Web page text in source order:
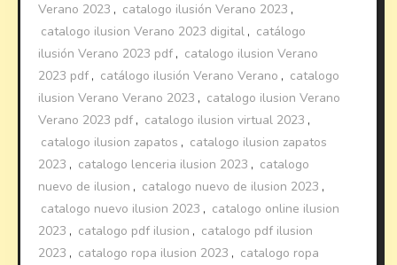
Verano 2023 , catalogo ilusión Verano 2023 ,
catalogo ilusion Verano 2023 digital , catálogo
ilusión Verano 2023 pdf , catalogo ilusion Verano
2023 pdf , catálogo ilusión Verano Verano , catalogo
ilusion Verano Verano 2023 , catalogo ilusion Verano
Verano 2023 pdf , catalogo ilusion virtual 2023 ,
catalogo ilusion zapatos , catalogo ilusion zapatos
2023 , catalogo lenceria ilusion 2023 , catalogo
nuevo de ilusion , catalogo nuevo de ilusion 2023 ,
catalogo nuevo ilusion 2023 , catalogo online ilusion
2023 , catalogo pdf ilusion , catalogo pdf ilusion
2023 , catalogo ropa ilusion 2023 , catalogo ropa